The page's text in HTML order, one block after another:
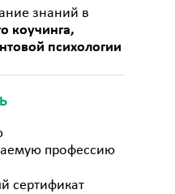
знаний в
коучинга,
психологии
профессию
сертификат